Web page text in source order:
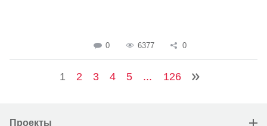
0 6377 0
1 2 3 4 5 ... 126
Проекты